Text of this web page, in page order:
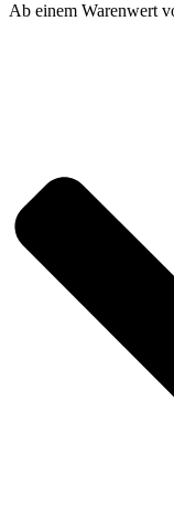
Ab einem Warenwert